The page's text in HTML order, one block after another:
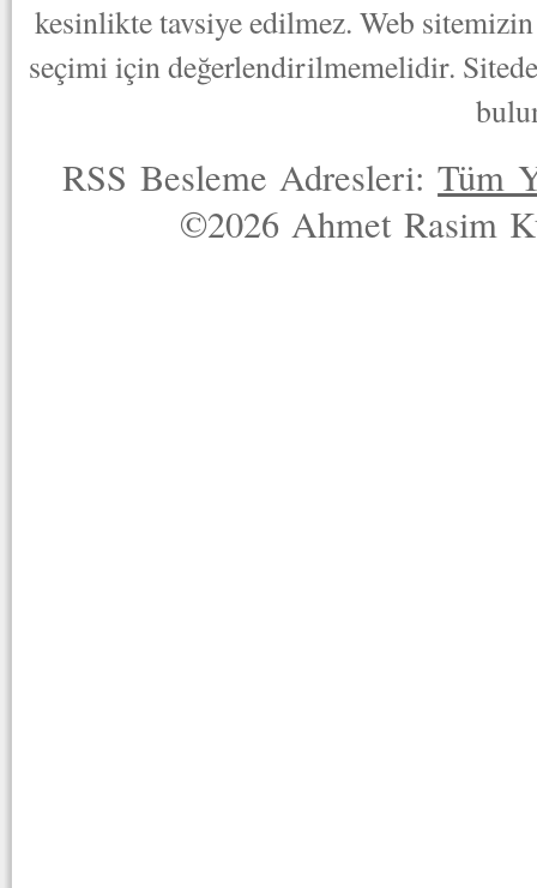
kesinlikte tavsiye edilmez. Web
seçimi için değerlendirilmemelidir.
RSS Besleme Adresleri:Tüm
©2026 Ahmet Rasim